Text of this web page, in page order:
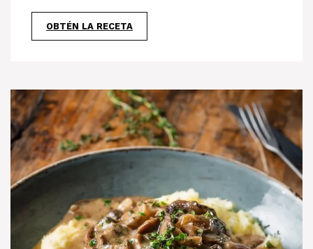
OBTÉN LA RECETA